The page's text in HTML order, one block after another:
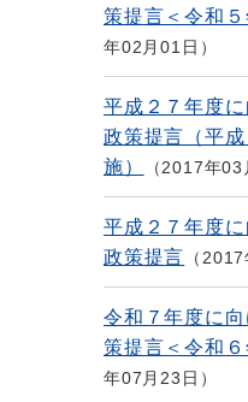
策提言＜令和
年02月01日
平成２７年度
政策提言（平
施）
2017年03
平成２７年度
政策提言
2017
令和７年度に
策提言＜令和
年07月23日